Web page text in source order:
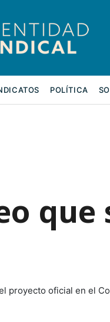
POLÍTICA
que
proyecto oficial en el